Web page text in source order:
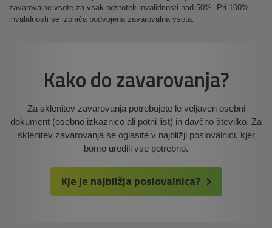
zavarovalne vsote za vsak odstotek invalidnosti nad 50%. Pri 100%
invalidnosti se izplača podvojena zavarovalna vsota.
Kako do zavarovanja?
Za sklenitev zavarovanja potrebujete le veljaven osebni
dokument (osebno izkaznico ali potni list) in davčno številko. Za
sklenitev zavarovanja se oglasite v najbližji poslovalnici, kjer
bomo uredili vse potrebno.
Kje je najbližja poslovalnica?